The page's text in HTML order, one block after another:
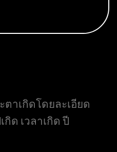
ตาเกิดโดยละเอียด
กิด เวลาเกิด ปี